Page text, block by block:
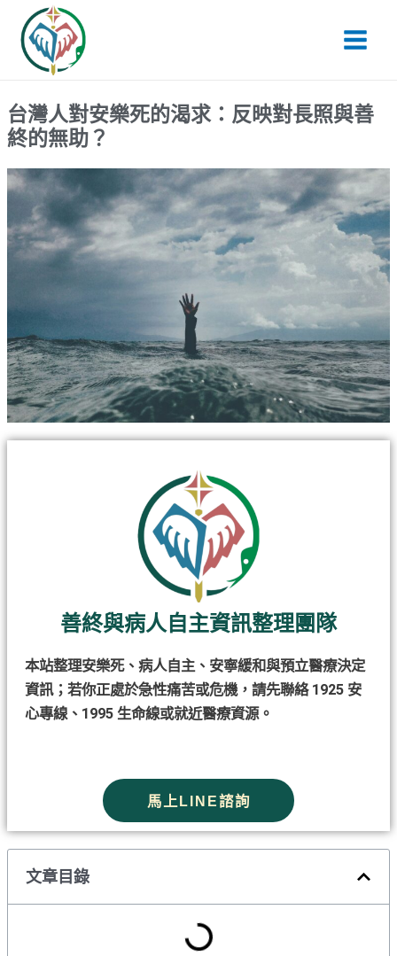
內
容
Menu
台灣人對安樂死的渴求：反映對長照與善
終的無助？
善終與病人自主資訊整理團隊
本站整理安樂死、病人自主、安寧緩和與預立醫療決定
資訊；若你正處於急性痛苦或危機，請先聯絡 1925 安
心專線、1995 生命線或就近醫療資源。
馬上LINE諮詢
文章目錄